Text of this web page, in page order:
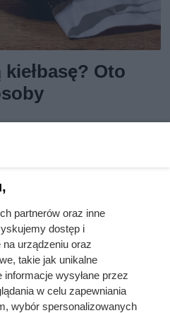
Oto
jak długo to robić i jak
do tego zabiegu.
partnerów oraz inne
dostęp i
urządzeniu oraz
takie jak unikalne
wysyłane przez
w celu zapewniania
wybór spersonalizowanych